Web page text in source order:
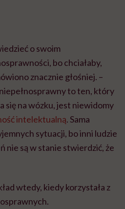
o swoim
bo chciałaby,
znacznie głośniej. –
to ten, który
się na wózku, jest niewidomy
intelektualną. Sama
sytuacji, bo inni ludzie
nie są w stanie stwierdzić, że
wtedy, kiedy korzystała z